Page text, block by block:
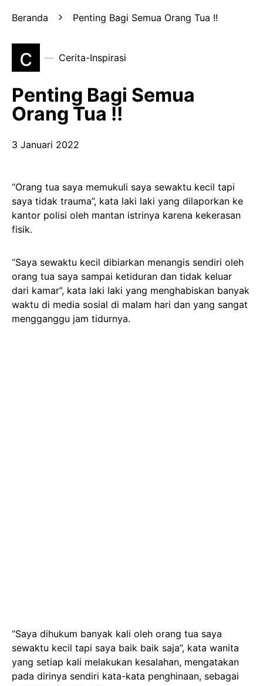
Beranda Penting Bagi Semua Orang Tua !!
c Cerita-Inspirasi
Penting Bagi Semua
Orang Tua !!
3 Januari 2022
“Orang tua saya memukuli saya sewaktu kecil tapi
saya tidak trauma”, kata laki laki yang dilaporkan ke
kantor polisi oleh mantan istrinya karena kekerasan
fisik.
“Saya sewaktu kecil dibiarkan menangis sendiri oleh
orang tua saya sampai ketiduran dan tidak keluar
dari kamar”, kata laki laki yang menghabiskan banyak
waktu di media sosial di malam hari dan yang sangat
mengganggu jam tidurnya.
“Saya dihukum banyak kali oleh orang tua saya
sewaktu kecil tapi saya baik baik saja”, kata wanita
yang setiap kali melakukan kesalahan, mengatakan
pada dirinya sendiri kata-kata penghinaan, sebagai